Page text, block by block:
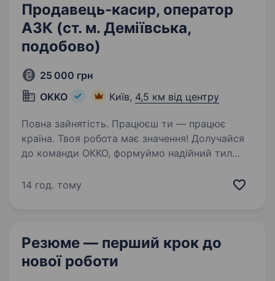
Продавець-касир, оператор
АЗК (ст. м. Деміївська,
подобово)
25 000 грн
OKKO
Київ, 4,5 км від центру
Повна зайнятість. Працюєш ти — працює
країна. Твоя робота має значення! Долучайся
до команди ОККО, формуймо надійний тил
КАСИРА (оператора АЗК)! Приєднуйся, бо ми:
14 год. тому
Резюме — перший крок до
нової роботи